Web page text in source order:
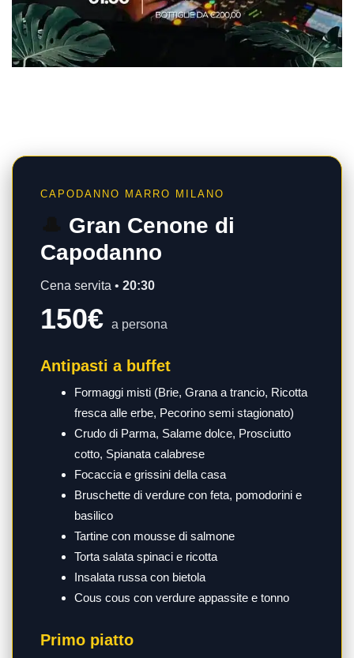
CAPODANNO MARRO MILANO
Gran Cenone di
Capodanno
Cena servita • 20:30
150€ a persona
Antipasti a buffet
Formaggi misti (Brie, Grana a trancio, Ricotta
fresca alle erbe, Pecorino semi stagionato)
Crudo di Parma, Salame dolce, Prosciutto
cotto, Spianata calabrese
Focaccia e grissini della casa
Bruschette di verdure con feta, pomodorini e
basilico
Tartine con mousse di salmone
Torta salata spinaci e ricotta
Insalata russa con bietola
Cous cous con verdure appassite e tonno
Primo piatto